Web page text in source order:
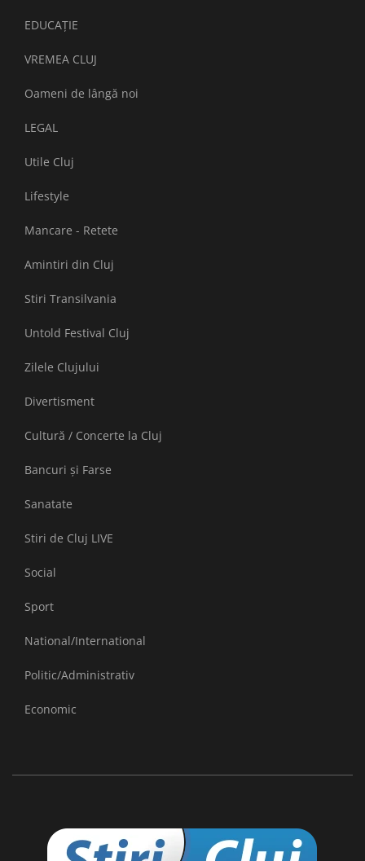
EDUCAȚIE
VREMEA CLUJ
Oameni de lângă noi
LEGAL
Utile Cluj
Lifestyle
Mancare - Retete
Amintiri din Cluj
Stiri Transilvania
Untold Festival Cluj
Zilele Clujului
Divertisment
Cultură / Concerte la Cluj
Bancuri și Farse
Sanatate
Stiri de Cluj LIVE
Social
Sport
National/International
Politic/Administrativ
Economic